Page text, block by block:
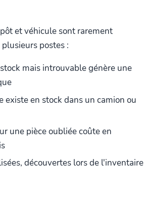
et véhicule sont rarement
postes :
mais introuvable génère une
en stock dans un camion ou
une pièce oubliée coûte en
découvertes lors de l'inventaire